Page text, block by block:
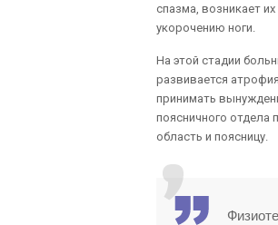
спазма, возникает
укорочению ноги.
На этой стадии
развивается
принимать
поясничного отдела
область и поясницу.